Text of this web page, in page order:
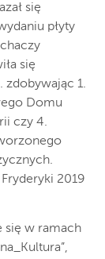
się
płyty
się
1.
Domu
czy 4.
2019
się w ramach